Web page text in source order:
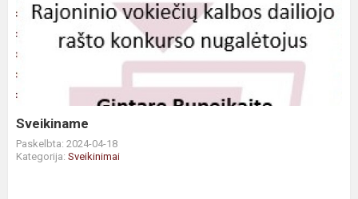
Sveikiname
Paskelbta: 2024-04-18
Kategorija: Sveikinimai